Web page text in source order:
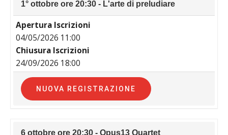
1° ottobre ore 20:30 - L'arte di preludiare
Apertura Iscrizioni
04/05/2026 11:00
Chiusura Iscrizioni
24/09/2026 18:00
NUOVA REGISTRAZIONE
6 ottobre ore 20:30 - Opus13 Quartet